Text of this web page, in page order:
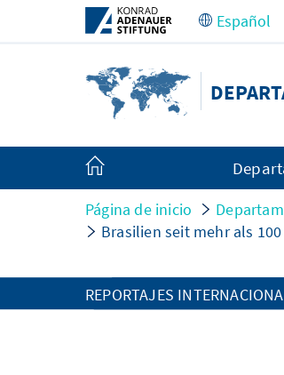
Saltar al contenido principal
Página de inicio
Brasilien seit mehr als
REPORTAJES